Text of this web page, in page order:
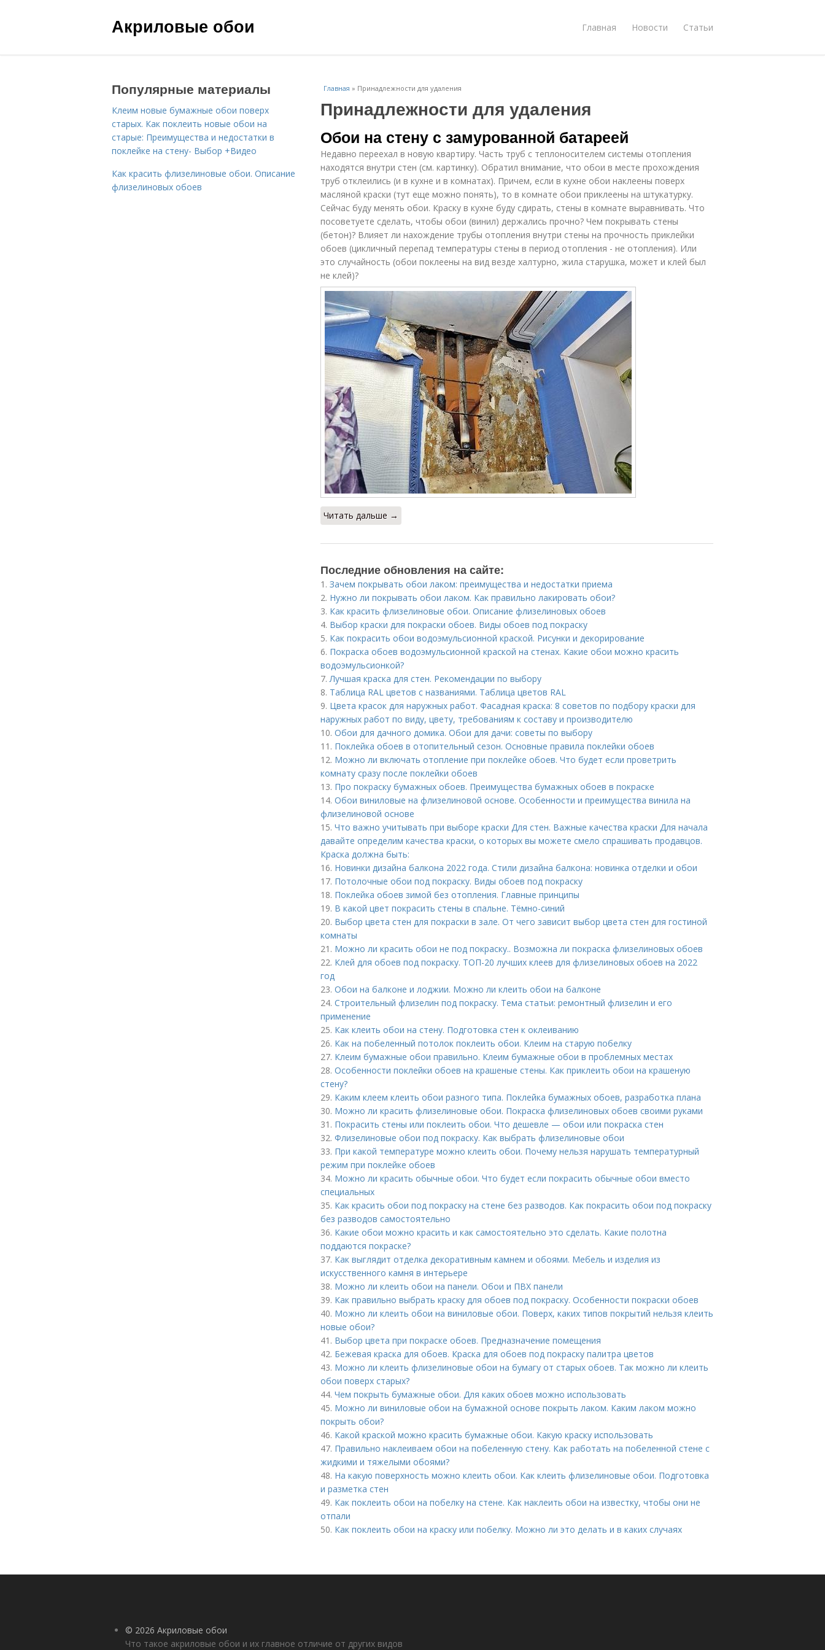
Акриловые обои Главная Новости Статьи
Главная » Принадлежности для удаления
Принадлежности для удаления
Обои на стену с замурованной батареей
Недавно переехал в новую квартиру. Часть труб с теплоносителем системы отопления
находятся внутри стен (см. картинку). Обратил внимание, что обои в месте прохождения
труб отклеились (и в кухне и в комнатах). Причем, если в кухне обои наклеены поверх
масляной краски (тут еще можно понять), то в комнате обои приклеены на штукатурку.
Сейчас буду менять обои. Краску в кухне буду сдирать, стены в комнате выравнивать. Что
посоветуете сделать, чтобы обои (винил) держались прочно? Чем покрывать стены
(бетон)? Влияет ли нахождение трубы отопления внутри стены на прочность приклейки
обоев (цикличный перепад температуры стены в период отопления - не отопления). Или
это случайность (обои поклеены на вид везде халтурно, жила старушка, может и клей был
не клей)?
Читать дальше →
Последние обновления на сайте:
1. Зачем покрывать обои лаком: преимущества и недостатки приема
2. Нужно ли покрывать обои лаком. Как правильно лакировать обои?
3. Как красить флизелиновые обои. Описание флизелиновых обоев
4. Выбор краски для покраски обоев. Виды обоев под покраску
5. Как покрасить обои водоэмульсионной краской. Рисунки и декорирование
6. Покраска обоев водоэмульсионной краской на стенах. Какие обои можно красить
водоэмульсионкой?
7.Лучшая краска для стен. Рекомендации по выбору
8. Таблица RAL цветов с названиями. Таблица цветов RAL
9. Цвета красок для наружных работ. Фасадная краска: 8 советов по подбору краски для
наружных работ по виду, цвету, требованиям к составу и производителю
10. Обои для дачного домика. Обои для дачи: советы по выбору
11. Поклейка обоев в отопительный сезон. Основные правила поклейки обоев
12. Можно ли включать отопление при поклейке обоев. Что будет если проветрить
комнату сразу после поклейки обоев
13. Про покраску бумажных обоев. Преимущества бумажных обоев в покраске
14. Обои виниловые на флизелиновой основе. Особенности и преимущества винила на
флизелиновой основе
15. Что важно учитывать при выборе краски Для стен. Важные качества краски Для начала
давайте определим качества краски, о которых вы можете смело спрашивать продавцов.
Краска должна быть:
16. Новинки дизайна балкона 2022 года. Стили дизайна балкона: новинка отделки и обои
17. Потолочные обои под покраску. Виды обоев под покраску
18. Поклейка обоев зимой без отопления. Главные принципы
19. В какой цвет покрасить стены в спальне. Тёмно-синий
20. Выбор цвета стен для покраски в зале. От чего зависит выбор цвета стен для гостиной
комнаты
21. Можно ли красить обои не под покраску.. Возможна ли покраска флизелиновых обоев
22. Клей для обоев под покраску. ТОП-20 лучших клеев для флизелиновых обоев на 2022
год
23. Обои на балконе и лоджии. Можно ли клеить обои на балконе
24. Строительный флизелин под покраску. Тема статьи: ремонтный флизелин и его
применение
25. Как клеить обои на стену. Подготовка стен к оклеиванию
26. Как на побеленный потолок поклеить обои. Клеим на старую побелку
27. Клеим бумажные обои правильно. Клеим бумажные обои в проблемных местах
28. Особенности поклейки обоев на крашеные стены. Как приклеить обои на крашеную
стену?
29. Каким клеем клеить обои разного типа. Поклейка бумажных обоев, разработка плана
30. Можно ли красить флизелиновые обои. Покраска флизелиновых обоев своими руками
31. Покрасить стены или поклеить обои. Что дешевле — обои или покраска стен
32. Флизелиновые обои под покраску. Как выбрать флизелиновые обои
33. При какой температуре можно клеить обои. Почему нельзя нарушать температурный
режим при поклейке обоев
34. Можно ли красить обычные обои. Что будет если покрасить обычные обои вместо
специальных
35. Как красить обои под покраску на стене без разводов. Как покрасить обои под покраску
без разводов самостоятельно
36. Какие обои можно красить и как самостоятельно это сделать. Какие полотна
поддаются покраске?
37. Как выглядит отделка декоративным камнем и обоями. Мебель и изделия из
искусственного камня в интерьере
38. Можно ли клеить обои на панели. Обои и ПВХ панели
39. Как правильно выбрать краску для обоев под покраску. Особенности покраски обоев
40. Можно ли клеить обои на виниловые обои. Поверх, каких типов покрытий нельзя клеить
новые обои?
41. Выбор цвета при покраске обоев. Предназначение помещения
42. Бежевая краска для обоев. Краска для обоев под покраску палитра цветов
43. Можно ли клеить флизелиновые обои на бумагу от старых обоев. Так можно ли клеить
обои поверх старых?
44. Чем покрыть бумажные обои. Для каких обоев можно использовать
45. Можно ли виниловые обои на бумажной основе покрыть лаком. Каким лаком можно
покрыть обои?
46. Какой краской можно красить бумажные обои. Какую краску использовать
47. Правильно наклеиваем обои на побеленную стену. Как работать на побеленной стене с
жидкими и тяжелыми обоями?
48. На какую поверхность можно клеить обои. Как клеить флизелиновые обои. Подготовка
и разметка стен
49. Как поклеить обои на побелку на стене. Как наклеить обои на известку, чтобы они не
отпали
50. Как поклеить обои на краску или побелку. Можно ли это делать и в каких случаях
Популярные материалы
Клеим новые бумажные обои поверх
старых. Как поклеить новые обои на
старые: Преимущества и недостатки в
поклейке на стену- Выбор +Видео
Как красить флизелиновые обои. Описание
флизелиновых обоев
© 2026 Акриловые обои
Что такое акриловые обои и их главное отличие от других видов